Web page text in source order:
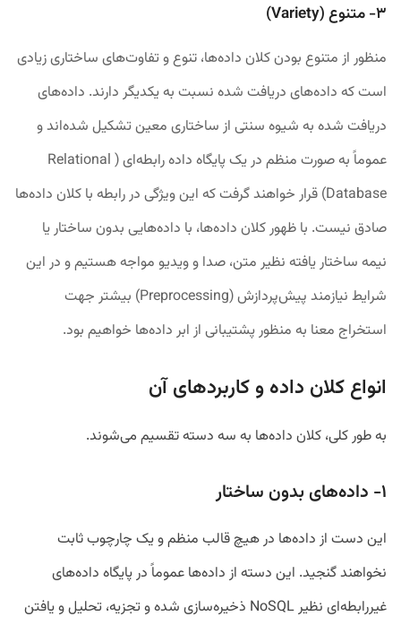
۳- متنوع‌ (Variety)
منظور از متنوع بودن کلان داده‌ها، تنوع و تفاوت‌های ساختاری زیادی
است که داده‌های دریافت شده نسبت به یکدیگر دارند. داده‌های
دریافت شده به شیوه سنتی از ساختاری معین تشکیل شده‌اند و
عموماً به صورت منظم در یک پایگاه داده رابطه‌ای ( Relational
Database) قرار خواهند گرفت که این ویژگی در رابطه با کلان داده‌ها
صادق نیست. با ظهور کلان داده‌ها، با داده‌هایی بدون ساختار یا
نیمه ساختار یافته نظیر متن، صدا و ویدیو مواجه هستیم و در این
شرایط نیازمند پیش‌پردازش (Preprocessing)
بیشتر جهت
استخراج معنا به منظور پشتیبانی از ابر داده‌ها خواهیم بود.
انواع کلان داده و کاربرد‌های آن
به طور کلی، کلان داده‌ها به سه دسته تقسیم می‌شوند.
۱- داده‌های بدون ساختار
این دست از داده‌ها در هیچ قالب منظم و یک چارچوب ثابت
نخواهند گنجید. این دسته از داده‌ها عموماً در پایگاه داده‌های
غیر‌رابطه‌ای نظیر NoSQL ذخیره‌سازی شده و تجزیه، تحلیل و یافتن